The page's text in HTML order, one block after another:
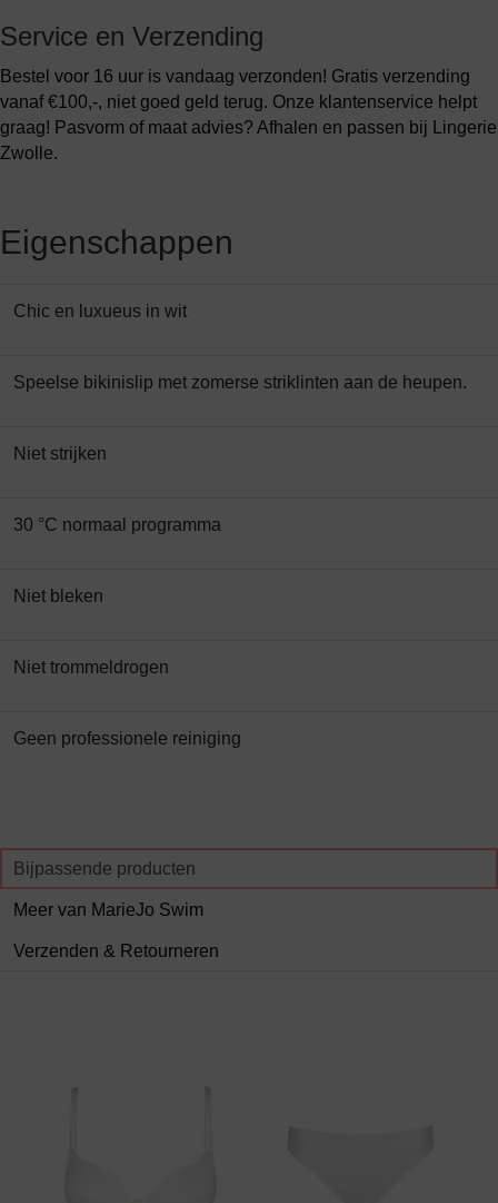
Service en Verzending
Bestel voor 16 uur is vandaag verzonden! Gratis verzending
vanaf €100,-, niet goed geld terug. Onze klantenservice helpt
graag! Pasvorm of maat advies? Afhalen en passen bij Lingerie
Zwolle.
Eigenschappen
Chic en luxueus in wit
Speelse bikinislip met zomerse striklinten aan de heupen.
Niet strijken
30 °C normaal programma
Niet bleken
Niet trommeldrogen
Geen professionele reiniging
Bijpassende producten
Meer van MarieJo Swim
Verzenden & Retourneren